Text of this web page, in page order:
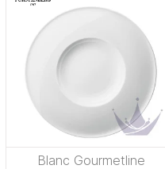
Blanc Gourmetline